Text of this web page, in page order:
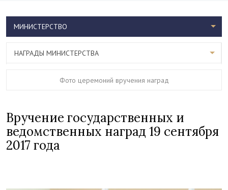
Вручение государственных и
ведомственных наград 19 сентября
2017 года
МИНИСТЕРСТВО
НАГРАДЫ МИНИСТЕРСТВА
Фото церемоний вручения наград